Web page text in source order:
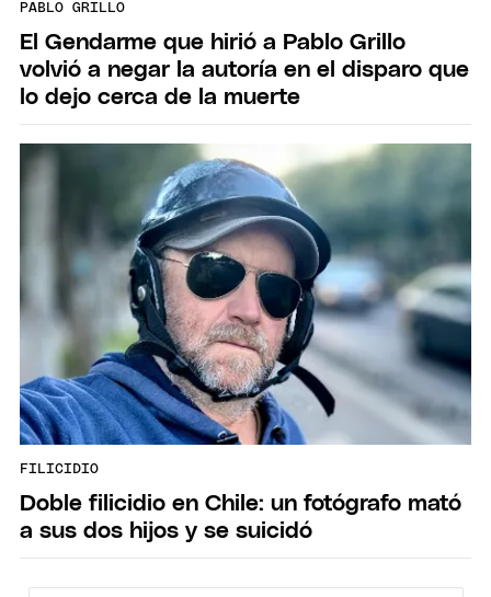
PABLO GRILLO
El Gendarme que hirió a Pablo Grillo
volvió a negar la autoría en el disparo que
lo dejo cerca de la muerte
FILICIDIO
Doble filicidio en Chile: un fotógrafo mató
a sus dos hijos y se suicidó